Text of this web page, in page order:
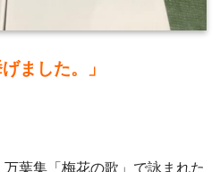
ました。」
葉集「梅花の歌」で詠まれた